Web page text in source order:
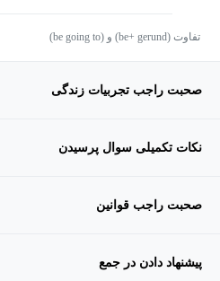
تفاوت (be+ gerund) و (be going to)
صحبت راجب تجربیات زندگی
نکات تکمیلی سوال پرسیدن
صحبت راجب قوانین
پیشنهاد دادن در جمع